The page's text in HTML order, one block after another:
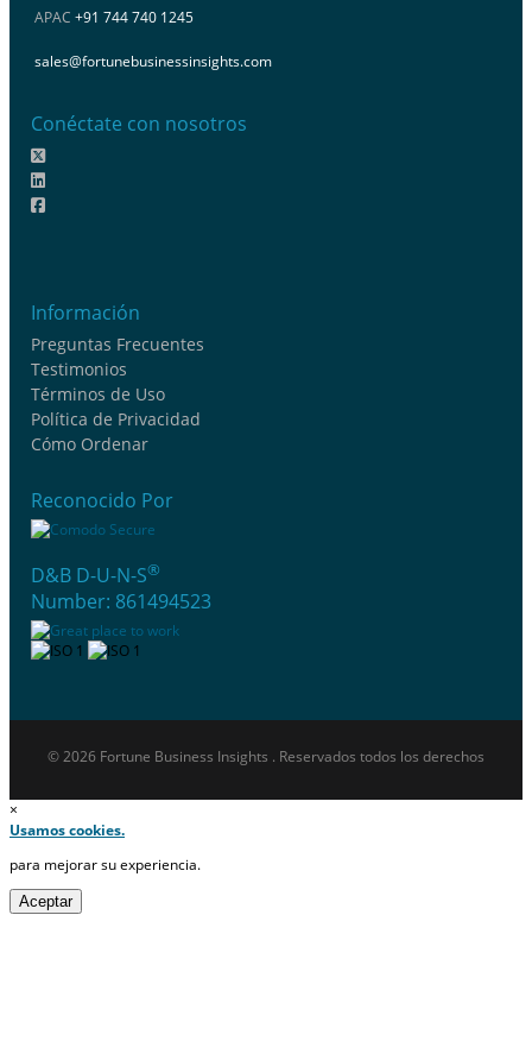
APAC +91 744 740 1245
sales@fortunebusinessinsights.com
Conéctate con nosotros
Información
Preguntas Frecuentes
Testimonios
Términos de Uso
Política de Privacidad
Cómo Ordenar
Reconocido Por
D&B D-U-N-S®
Number: 861494523
© 2026 Fortune Business Insights . Reservados todos los derechos
×
Usamos cookies.
para mejorar su experiencia.
Aceptar